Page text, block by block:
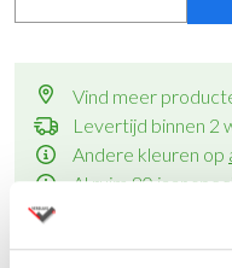
Vind meer
Levertijd binnen 2
Andere kleuren op
Al ruim 80 jaar